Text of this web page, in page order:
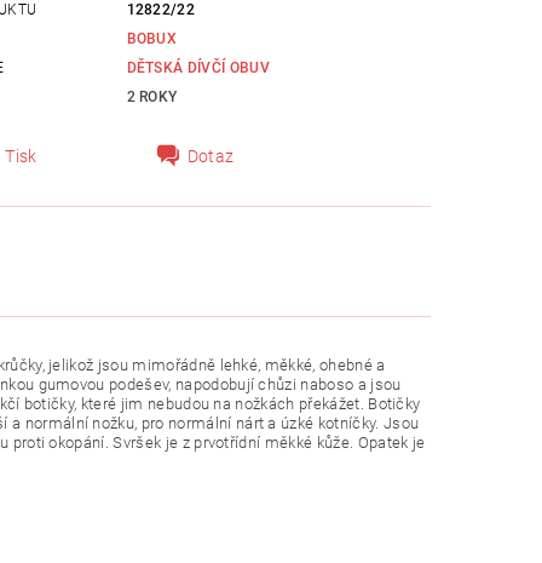
12822/22
BOBUX
DĚTSKÁ DÍVČÍ OBUV
2 ROKY
Tisk Dotaz
jelikož jsou mimořádně lehké, měkké, ohebné a
gumovou podešev, napodobují chůzi naboso a jsou
botičky, které jim nebudou na nožkách překážet. Botičky
a normální nožku, pro normální nárt a úzké kotníčky. Jsou
okopání. Svršek je z prvotřídní měkké kůže. Opatek je